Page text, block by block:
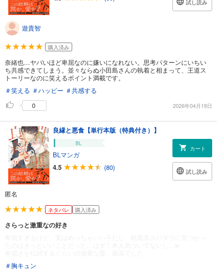
試し読み
遊貴智
購入済み
奈緒也…ヤバいほど卑屈なのに嫌いになれない。思考パターンにいちい
ち共感できてしまう。並々ならぬ小田島さんの執着と相まって、王道ス
トーリーなのに笑えるポイント満載です。
＃笑える ＃ハッピー ＃共感する
0
2026年04月19日
良縁と悪食【単行本版（特典付き）】
BL
BLマンガ
4.5
(80)
カート
試し読み
匿名
ネタバレ 購入済み
さらっと激重なの好き
＃胸キュン